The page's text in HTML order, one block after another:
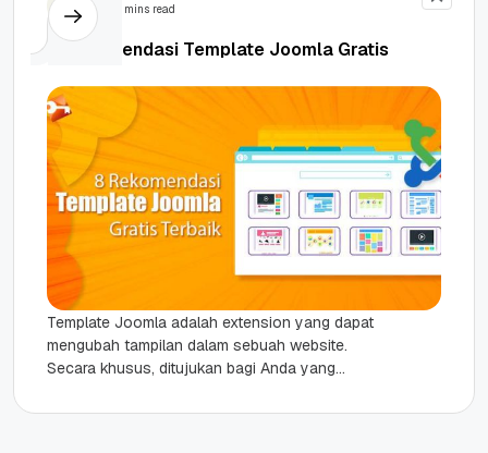
6 mins read
8 Rekomendasi Template Joomla Gratis
Template Joomla adalah extension yang dapat
mengubah tampilan dalam sebuah website.
Secara khusus, ditujukan bagi Anda yang
jenis...